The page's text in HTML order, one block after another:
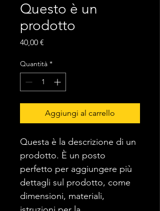
Questo è un
prodotto
40,00 €
Quantità *
Aggiungi al carrello
Questa è la descrizione di un
prodotto. È un posto
perfetto per aggiungere più
dettagli sul prodotto, come
dimensioni, materiali,